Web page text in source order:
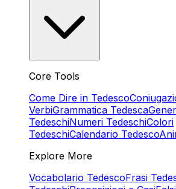
Core Tools
Come Dire in Tedesco
VerbiGrammatica Tedesca
TedeschiNumeri TedeschiColori
TedeschiCalendario Tedesco
Explore More
Vocabolario TedescoFrasi